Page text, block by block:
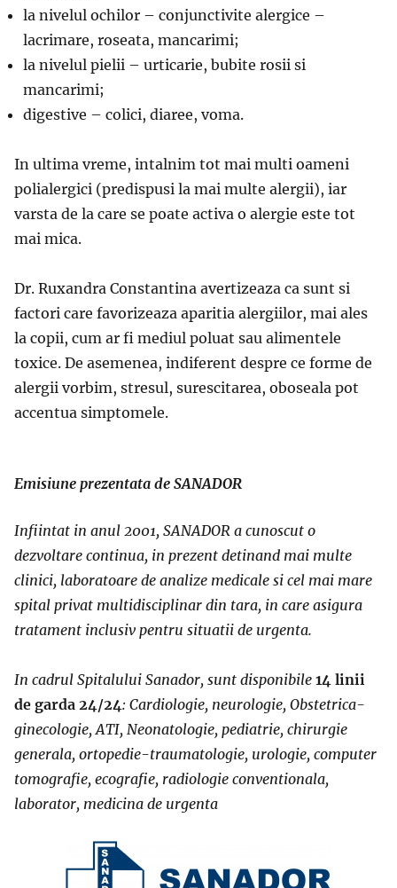
la nivelul ochilor – conjunctivite alergice –
lacrimare, roseata, mancarimi;
la nivelul pielii – urticarie, bubite rosii si
mancarimi;
digestive – colici, diaree, voma.
In ultima vreme, intalnim tot mai multi oameni
polialergici (predispusi la mai multe alergii), iar
varsta de la care se poate activa o alergie este tot
mai mica.
Dr. Ruxandra Constantina avertizeaza ca sunt si
factori care favorizeaza aparitia alergiilor, mai ales
la copii, cum ar fi mediul poluat sau alimentele
toxice. De asemenea, indiferent despre ce forme de
alergii vorbim, stresul, surescitarea, oboseala pot
accentua simptomele.
Emisiune prezentata de SANADOR
Infiintat in anul 2001, SANADOR a cunoscut o
dezvoltare continua, in prezent detinand mai multe
clinici, laboratoare de analize medicale si cel mai mare
spital privat multidisciplinar din tara, in care asigura
tratament inclusiv pentru situatii de urgenta.
In cadrul Spitalului Sanador, sunt disponibile 14 linii
de garda 24/24: Cardiologie, neurologie, Obstetrica-
ginecologie, ATI, Neonatologie, pediatrie, chirurgie
generala, ortopedie-traumatologie, urologie, computer
tomografie, ecografie, radiologie conventionala,
laborator, medicina de urgenta